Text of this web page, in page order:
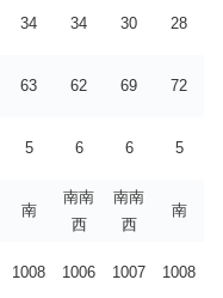
34 34 30 28
63 62 69 72
5 6 6 5
南
南南
西
南南
西
南
1008 1006 1007 1008